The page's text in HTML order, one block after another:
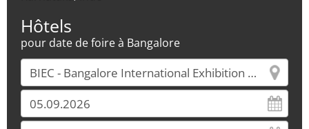
Hôtels
pour date de foire à Bangalore